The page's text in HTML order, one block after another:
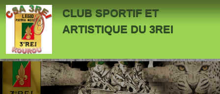
CLUB SPORTIF ET
ARTISTIQUE DU 3REI
Panneau de gestion des cookies